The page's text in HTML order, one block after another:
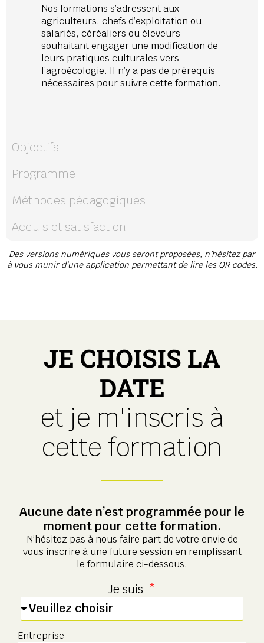
Nos formations s’adressent aux
agriculteurs, chefs d’exploitation ou
salariés, céréaliers ou éleveurs
souhaitant engager une modification de
leurs pratiques culturales vers
l’agroécologie. Il n’y a pas de prérequis
nécessaires pour suivre cette formation.
Objectifs
Programme
Méthodes pédagogiques
Acquis et satisfaction
Des versions numériques vous seront proposées, n’hésitez par
à vous munir d’une application permettant de lire les QR codes.
JE CHOISIS LA
DATE
et je m'inscris à
cette formation
Aucune date n’est programmée pour le
moment pour cette formation.
N’hésitez pas à nous faire part de votre envie de
vous inscrire à une future session en remplissant
le formulaire ci-dessous.
Je suis
Entreprise